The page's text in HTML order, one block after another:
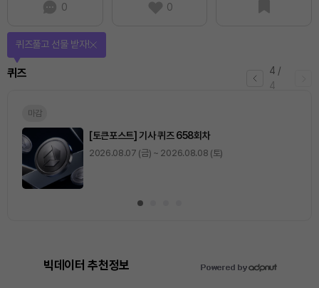
0
0
1/
미션
매일 미션을 완료하고 보상을 획득!
기사 스탬프
빅데이터 추천정보